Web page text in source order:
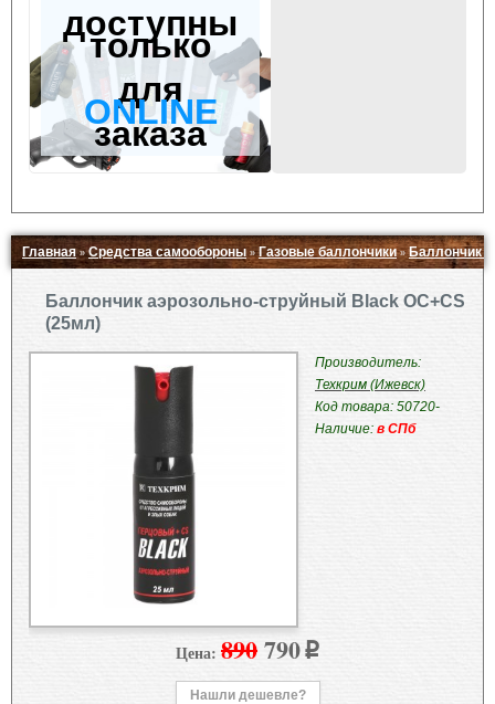
доступны
только
для
ONLINE
заказа
Главная»Средства самообороны »Газовые баллончики»Баллончик
Баллончик аэрозольно-струйный Black OC+CS
(25мл)
Производитель:
Техкрим (Ижевск)
Код товара: 50720-
Наличие: в СПб
Цена: 890790 p
Нашли дешевле?